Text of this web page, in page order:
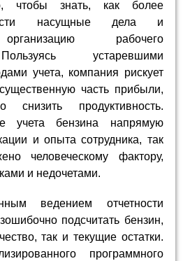
чтобы знать, как более
насущные дела и
рабочего
устаревшими
учета, компания рискует
часть прибыли,
продуктивность.
учета бензина напрямую
и опыта сотрудника, так
человеческому фактору,
и недочетами.
ведением отчетности
подсчитать бензин,
так и текущие остатки.
программного